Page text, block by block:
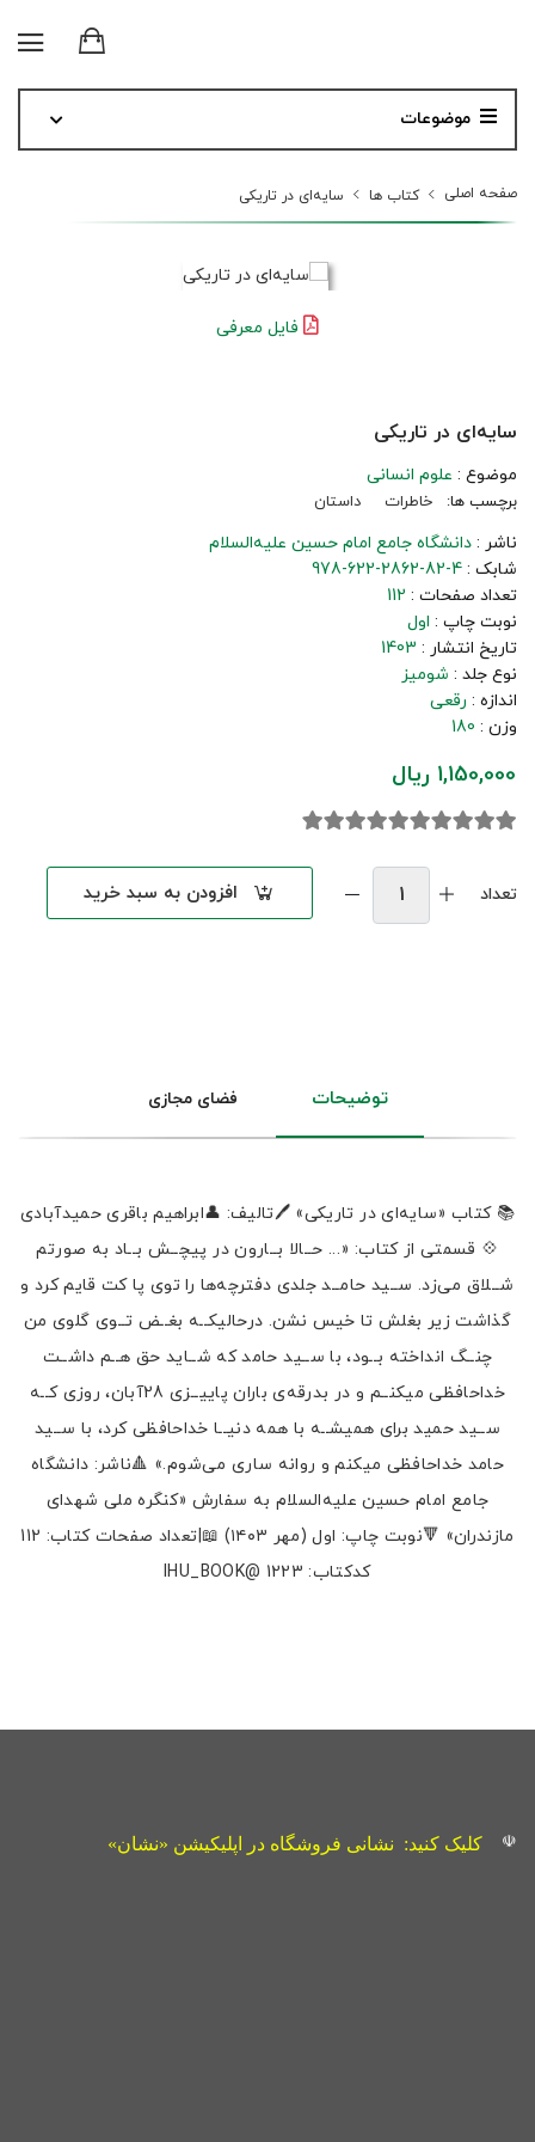
موضوعات
صفحه اصلی کتاب ها سایه‌ای در تاریکی
فایل معرفی
سایه‌ای در تاریکی
موضوع : علوم انسانی
برچسب ها: خاطرات داستان
ناشر : دانشگاه جامع امام حسین علیه‌السلام
شابک : 978-622-2862-82-4
تعداد صفحات : 112
نوبت چاپ : اول
تاریخ انتشار : 1403
نوع جلد : شومیز
اندازه : رقعی
وزن : 180
1,150,000 ریال
تعداد افزودن به سبد خرید
توضیحات فضای مجازی
📚 کتاب «سایه‌ای در تاریکی» 🖊تالیف: 👤ابراهیم باقری حمیدآبادی
💠 قسمتی از کتاب: «... حــالا بــارون در پیچــش بــاد به صورتم
شــلاق می‌زد. ســید حامــد جلدی دفترچه‌ها را توی پا کت قایم کرد و
گذاشت زیر بغلش تا خیس نشن. درحالیکــه بغــض تــوی گلوی من
چنــگ انداخته بــود، با ســید حامد که شــاید حق هــم داشــت
خداحافظی میکنــم و در بدرقه‌ی باران پاییــزی 28آبان، روزی کــه
ســید حمید برای همیشــه با همه دنیــا خداحافظی کرد، با ســید
حامد خداحافظی میکنم و روانه ساری می‌شوم.» 🔺ناشر: دانشگاه
جامع امام حسین علیه‌السلام به سفارش «کنگره ملی شهدای
مازندران» 🔻نوبت چاپ: اول (مهر ۱۴۰۳) 📖|تعداد صفحات کتاب: 112
کدکتاب: 1223 @IHU_BOOK
☫ کلیک کنید: نشانی فروشگاه در اپلیکیشن «نشان»